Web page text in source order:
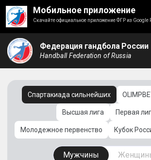
Мобильное приложение
Скачайте официальное приложение ФГР из Google
Федерация гандбола России
Handball Federation of Russia
Спартакиада сильнейших
Высшая лига Первая
Молодежное первенство Кубок
Мужчины